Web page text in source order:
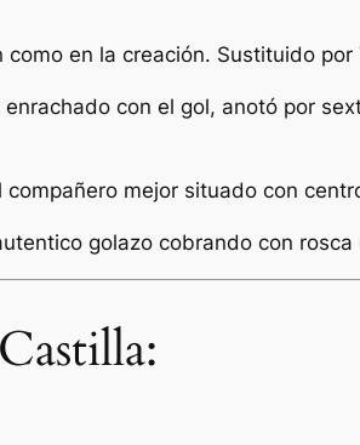
en la creación. Sustituido por
con el gol, anotó por
mejor situado con
golazo cobrando con